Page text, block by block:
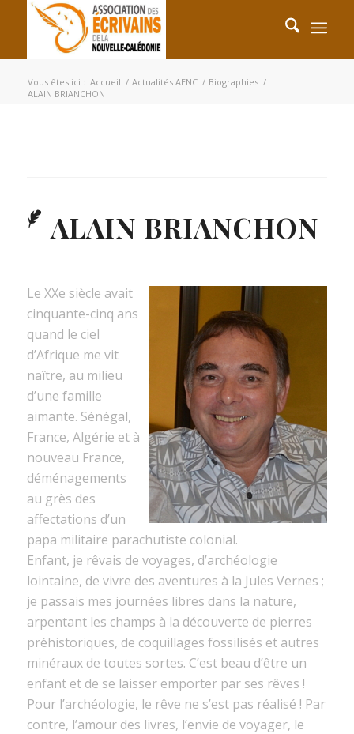
Vous êtes ici : Accueil / Actualités AENC / Biographies /
ALAIN BRIANCHON
ALAIN BRIANCHON
Le XXe siècle avait
cinquante-cinq ans
quand le ciel
d’Afrique me vit
naître, au milieu
d’une famille
aimante. Sénégal,
France, Algérie et à
nouveau France,
déménagements
au grès des
affectations d’un
papa militaire parachutiste colonial.
Enfant, je rêvais de voyages, d’archéologie
lointaine, de vivre des aventures à la Jules Vernes ;
je passais mes journées libres dans la nature,
arpentant les champs à la découverte de pierres
préhistoriques, de coquillages fossilisés et autres
minéraux de toutes sortes. C’est beau d’être un
enfant et de se laisser emporter par ses rêves !
Pour l’archéologie, le rêve ne s’est pas réalisé ! Par
contre, l’amour des livres, l’envie de voyager, le